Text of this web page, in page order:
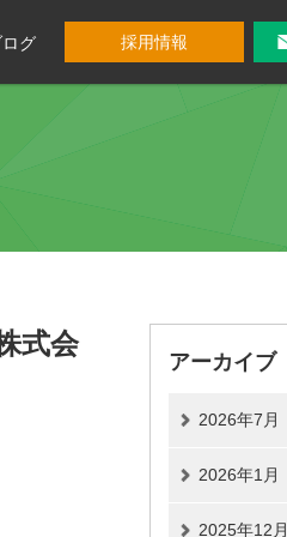
グ 採用情報
式会
アーカイブ
2026年7月
2026年1月
2025年12月